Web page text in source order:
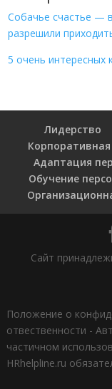
Собачье счастье —
разрешили
5 очень интересных
Лидерство
Адаптация
Обучение
Сайт
Положение о
отвественности -
частичном
HRhelpline.ru